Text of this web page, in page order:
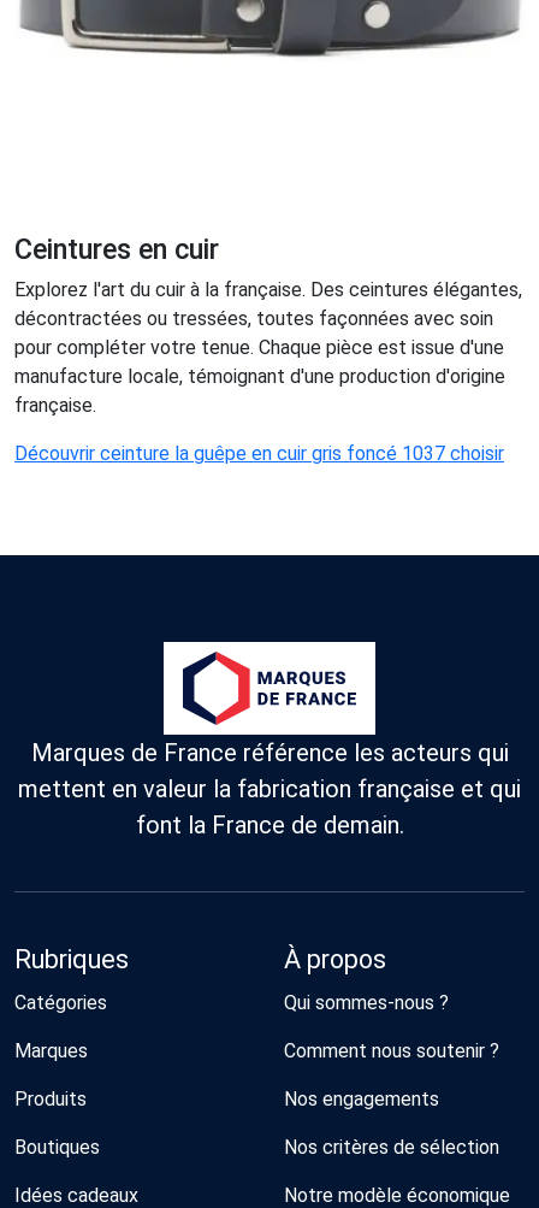
Ceintures en cuir
Explorez l'art du cuir à la française. Des ceintures élégantes,
décontractées ou tressées, toutes façonnées avec soin
pour compléter votre tenue. Chaque pièce est issue d'une
manufacture locale, témoignant d'une production d'origine
française.
Découvrir ceinture la guêpe en cuir gris foncé 1037 choisir
Marques de France référence les acteurs qui
mettent en valeur la fabrication française et qui
font la France de demain.
Rubriques
Catégories
Marques
Produits
Boutiques
Idées cadeaux
À propos
Qui sommes-nous ?
Comment nous soutenir ?
Nos engagements
Nos critères de sélection
Notre modèle économique